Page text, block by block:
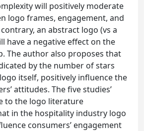
will positively moderate
logo frames, engagement, and
an abstract logo (vs a
have a negative effect on the
The author also proposes that
by the number of stars
itself, positively influence the
attitudes. The five studies’
to the logo literature
in the hospitality industry logo
consumers’ engagement